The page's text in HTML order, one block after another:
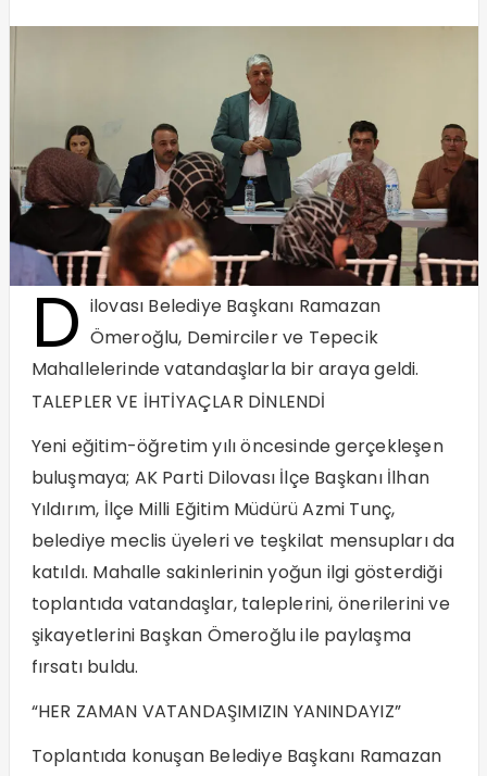
D ilovası Belediye Başkanı Ramazan
Ömeroğlu, Demirciler ve Tepecik
Mahallelerinde vatandaşlarla bir araya geldi.
TALEPLER VE İHTİYAÇLAR DİNLENDİ
Yeni eğitim-öğretim yılı öncesinde gerçekleşen
buluşmaya; AK Parti Dilovası İlçe Başkanı İlhan
Yıldırım, İlçe Milli Eğitim Müdürü Azmi Tunç,
belediye meclis üyeleri ve teşkilat mensupları da
katıldı. Mahalle sakinlerinin yoğun ilgi gösterdiği
toplantıda vatandaşlar, taleplerini, önerilerini ve
şikayetlerini Başkan Ömeroğlu ile paylaşma
fırsatı buldu.
“HER ZAMAN VATANDAŞIMIZIN YANINDAYIZ”
Toplantıda konuşan Belediye Başkanı Ramazan